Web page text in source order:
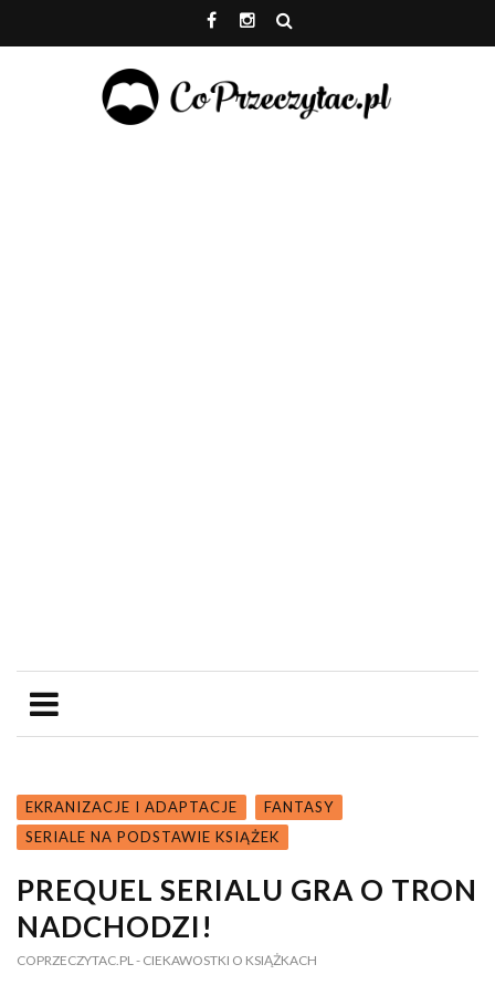
EKRANIZACJE I ADAPTACJE
FANTASY
SERIALE NA PODSTAWIE KSIĄŻEK
PREQUEL SERIALU GRA O TRON
NADCHODZI!
COPRZECZYTAC.PL - CIEKAWOSTKI O KSIĄŻKACH